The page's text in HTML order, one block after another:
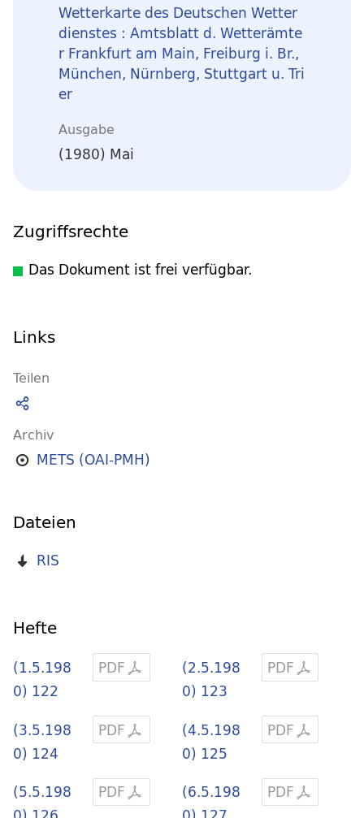
Wetterkarte des Deutschen Wetter
dienstes : Amtsblatt d. Wetterämte
r Frankfurt am Main, Freiburg i. Br.,
München, Nürnberg, Stuttgart u. Tri
er
Ausgabe
(1980) Mai
Zugriffsrechte
Das Dokument ist frei verfügbar.
Links
Teilen
Archiv
METS (OAI-PMH)
Dateien
RIS
Hefte
PDF
(1.5.198
0) 122
PDF
(2.5.198
0) 123
PDF
(3.5.198
0) 124
PDF
(4.5.198
0) 125
PDF
(5.5.198
PDF
(6.5.198